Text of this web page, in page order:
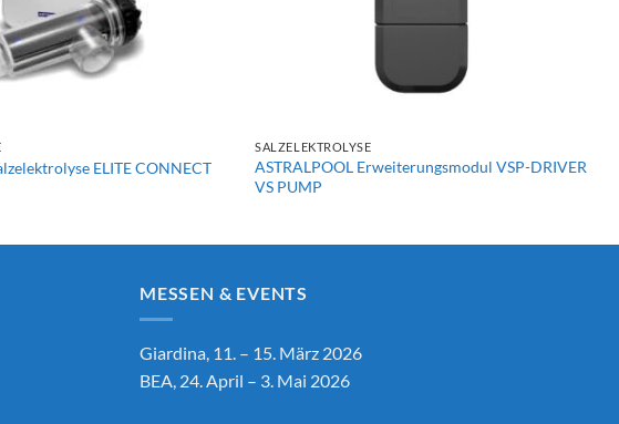
ELITE CONNECT
SALZELEKTROLYSE
ASTRALPOOL Erweiterungsmodul VSP-DRIVER
VS PUMP
MESSEN & EVENTS
Giardina, 11. – 15. März 2026
BEA, 24. April – 3. Mai 2026